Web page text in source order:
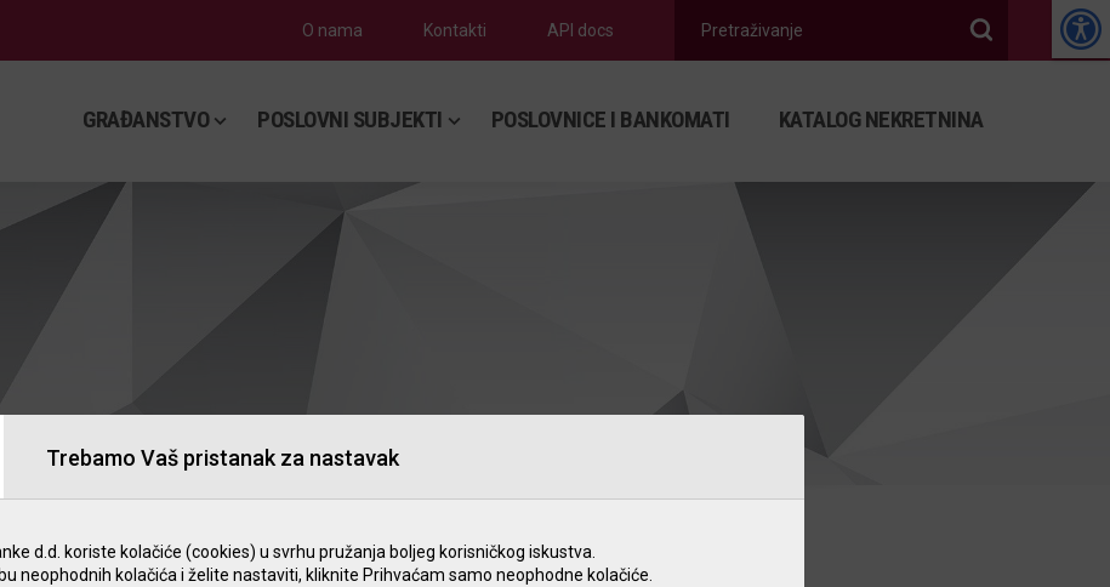
O nama Kontakti API docs
GRAĐANSTVO POSLOVNI SUBJEKTI POSLOVNICE I BANKOMATI KATALOG NEKRETNINA
sefova
Trebamo Vaš pristanak za nastavak
d.d. koriste kolačiće (cookies) u svrhu pružanja boljeg korisničkog iskustva.
neophodnih kolačića i želite nastaviti, kliknite Prihvaćam samo neophodne kolačiće.